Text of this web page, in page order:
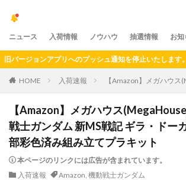
ニュース 入荷情報 ノウハウ 抽選情報 お
ョンアプリへのプッシュ通知を停止いたします。）
HOME 入荷速報 【Amazon】メガハウ
【Amazon】メガハウス
戦士ガンダム 新MS戦記 ギラ・ドー
部彩色済み組み立てプラキット
本ページのリンクには広告が含まれています。
入荷速報
Amazon, 機動戦士ガンダム